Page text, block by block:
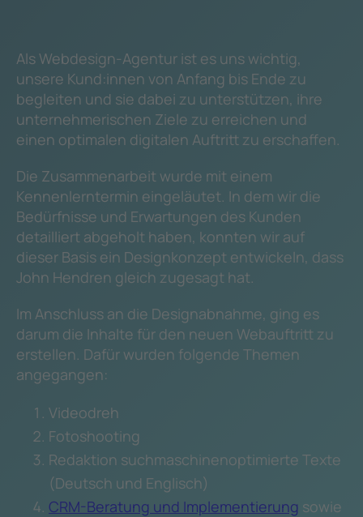
Als Webdesign-Agentur ist es uns wichtig,
unsere Kund:innen von Anfang bis Ende zu
begleiten und sie dabei zu unterstützen, ihre
unternehmerischen Ziele zu erreichen und
einen optimalen digitalen Auftritt zu erschaffen.
Die Zusammenarbeit wurde mit einem
Kennenlerntermin eingeläutet. In dem wir die
Bedürfnisse und Erwartungen des Kunden
detailliert abgeholt haben, konnten wir auf
dieser Basis ein Designkonzept entwickeln, dass
John Hendren gleich zugesagt hat.
Im Anschluss an die Designabnahme, ging es
darum die Inhalte für den neuen Webauftritt zu
erstellen. Dafür wurden folgende Themen
angegangen:
Videodreh
Fotoshooting
Redaktion suchmaschinenoptimierte Texte
(Deutsch und Englisch)
CRM-Beratung und Implementierung sowie